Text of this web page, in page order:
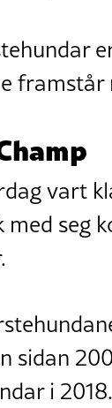
framstår
vart
seg
sidan
i 2018.